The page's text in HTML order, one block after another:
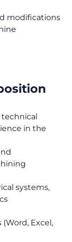
modifications
technical
in the
systems,
Excel,